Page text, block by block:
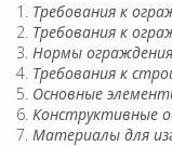
Требования к
Требования к
Нормы
Требования к
Основные
Конструктивные
Материалы для